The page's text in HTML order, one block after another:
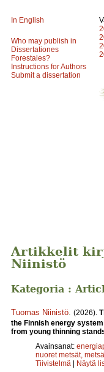
In English
Who may publish in
Dissertationes
Forestales?
Instructions for Authors
Submit a dissertation
Artikkelit
Niinistö
Kategoria :
Tuomas Niinistö (2026).
the Finnish energy
from young thinning
Avainsanat:
nuoret metsät,
Tiivistelmä | Näytä